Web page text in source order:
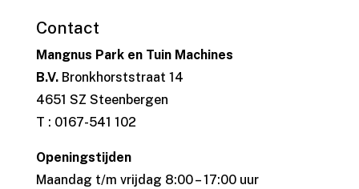
Contact
Mangnus Park en Tuin Machines
B.V.Bronkhorststraat 14
4651 SZ Steenbergen
T : 0167-541 102
Openingstijden
Maandag t/m vrijdag 8:00 – 17:00 uur